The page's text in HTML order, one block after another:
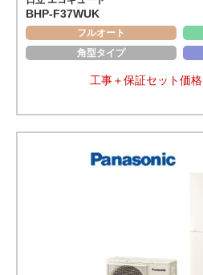
BHP-F37WUK
フルオート
角型タイプ
工事＋保証セット価格